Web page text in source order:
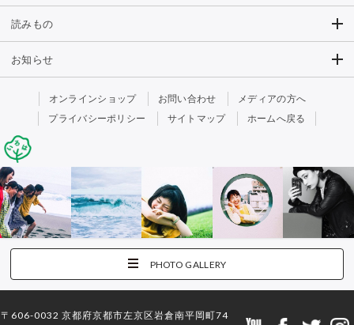
読みもの
お知らせ
オンラインショップ お問い合わせ
メディアの方へ
プライバシーポリシー
サイトマップ ホームへ戻る
PHOTO GALLERY
〒606-0032 京都府京都市左京区岩倉南平岡町74